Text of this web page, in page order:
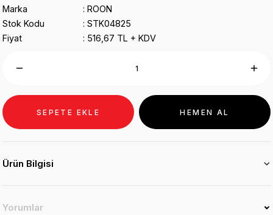
Marka
ROON
Stok Kodu
STK04825
Fiyat
516,67 TL + KDV
SEPETE EKLE HEMEN AL
Ürün Bilgisi
Yorumlar